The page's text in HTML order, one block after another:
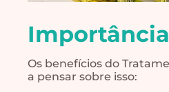
Os benefícios do
a pensar sobre isso: